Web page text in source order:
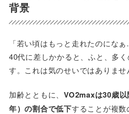
背景
「若い頃はもっと走れたのになぁ
40代に差しかかると、ふと、多
す。これは気のせいではありませ
加齢とともに、VO2maxは30歳
年）の割合で低下することが複数